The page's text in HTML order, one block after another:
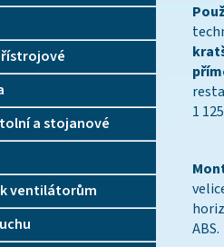
a stojanové
ventilátorům
1
ABS.